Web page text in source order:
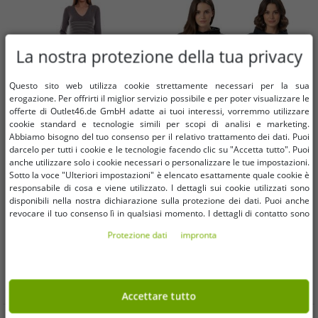
Taglie disponibili
32 34 36
Abito maglione da donna AjC abito
Nel carrello
Taglie disponibili
XS S M L XL XXL
Felpa con cappuccio da donna
Helly Hansen dallo stile
Nel carrello
La nostra protezione della tua privacy
Questo sito web utilizza cookie strettamente necessari per la sua
erogazione. Per offrirti il ​​miglior servizio possibile e per poter visualizzare le
offerte di Outlet46.de GmbH adatte ai tuoi interessi, vorremmo utilizzare
cookie standard e tecnologie simili per scopi di analisi e marketing.
Abbiamo bisogno del tuo consenso per il relativo trattamento dei dati. Puoi
darcelo per tutti i cookie e le tecnologie facendo clic su "Accetta tutto". Puoi
anche utilizzare solo i cookie necessari o personalizzare le tue impostazioni.
Sotto la voce "Ulteriori impostazioni" è elencato esattamente quale cookie è
responsabile di cosa e viene utilizzato. I dettagli sui cookie utilizzati sono
disponibili nella nostra dichiarazione sulla protezione dei dati. Puoi anche
revocare il tuo consenso lì in qualsiasi momento. I dettagli di contatto sono
Protezione dati impronta
Accettare tutto